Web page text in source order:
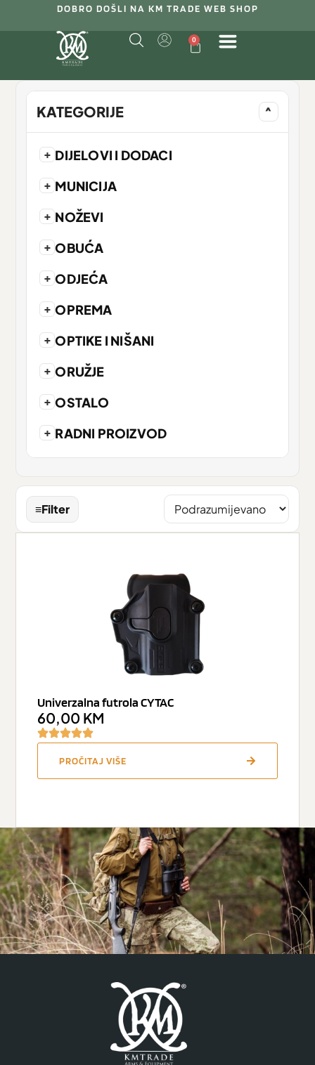
DOBRO DOŠLI NA KM TRADE WEB SHOP
0
KATEGORIJE ^
+ DIJELOVI I DODACI
+ MUNICIJA
+ NOŽEVI
+ OBUĆA
+ ODJEĆA
+ OPREMA
+ OPTIKE I NIŠANI
+ ORUŽJE
+ OSTALO
+ RADNI PROIZVOD
≡Filter
Univerzalna futrola CYTAC
60,00 KM
PROČITAJ VIŠE